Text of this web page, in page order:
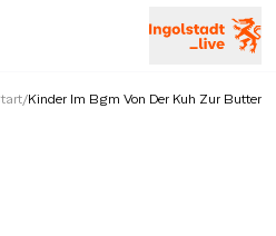
/Kinder Im Bgm Von Der Kuh Zur Butter